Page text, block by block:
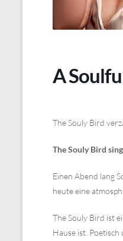
A
The Souly Bird
The Souly Bird
Einen Abend lang
heute eine
The Souly Bird ist
Hause ist.